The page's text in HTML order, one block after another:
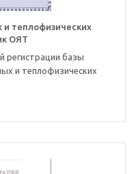
теплофизических
ОЯТ
регистрации базы
и теплофизических